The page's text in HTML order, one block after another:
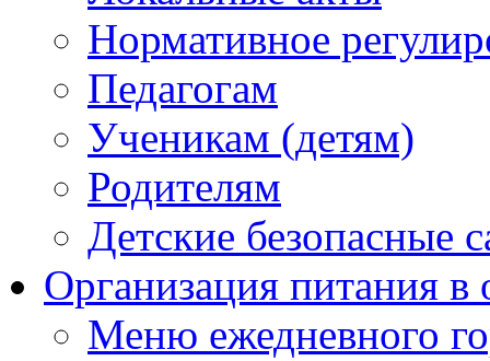
Нормативное
Педагогам
Ученикам (детям)
Родителям
Детские безопасные
Организация питания в
Меню ежедневного